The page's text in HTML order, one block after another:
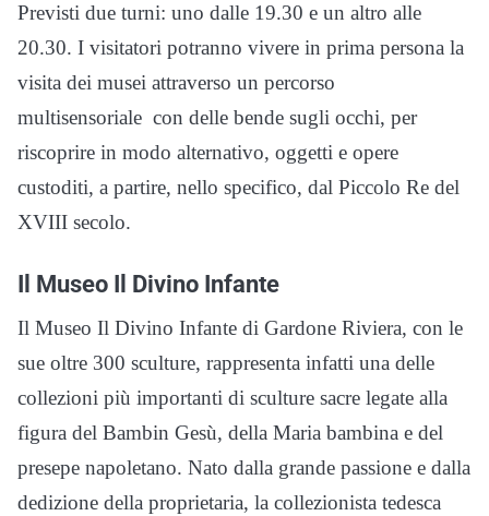
Previsti due turni: uno dalle 19.30 e un altro alle
20.30. I visitatori potranno vivere in prima persona la
visita dei musei attraverso un percorso
multisensoriale con delle bende sugli occhi, per
riscoprire in modo alternativo, oggetti e opere
custoditi, a partire, nello specifico, dal Piccolo Re del
XVIII secolo.
Il Museo Il Divino Infante
Il Museo Il Divino Infante di Gardone Riviera, con le
sue oltre 300 sculture, rappresenta infatti una delle
collezioni più importanti di sculture sacre legate alla
figura del Bambin Gesù, della Maria bambina e del
presepe napoletano. Nato dalla grande passione e dalla
dedizione della proprietaria, la collezionista tedesca